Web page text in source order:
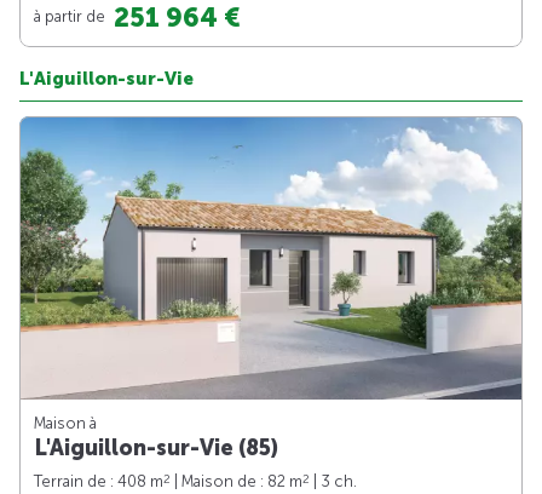
à partir de 251 964 €
L'Aiguillon-sur-Vie
Maison à
L'Aiguillon-sur-Vie (85)
Terrain de : 408 m2 | Maison de : 82 m2
| 3 ch.